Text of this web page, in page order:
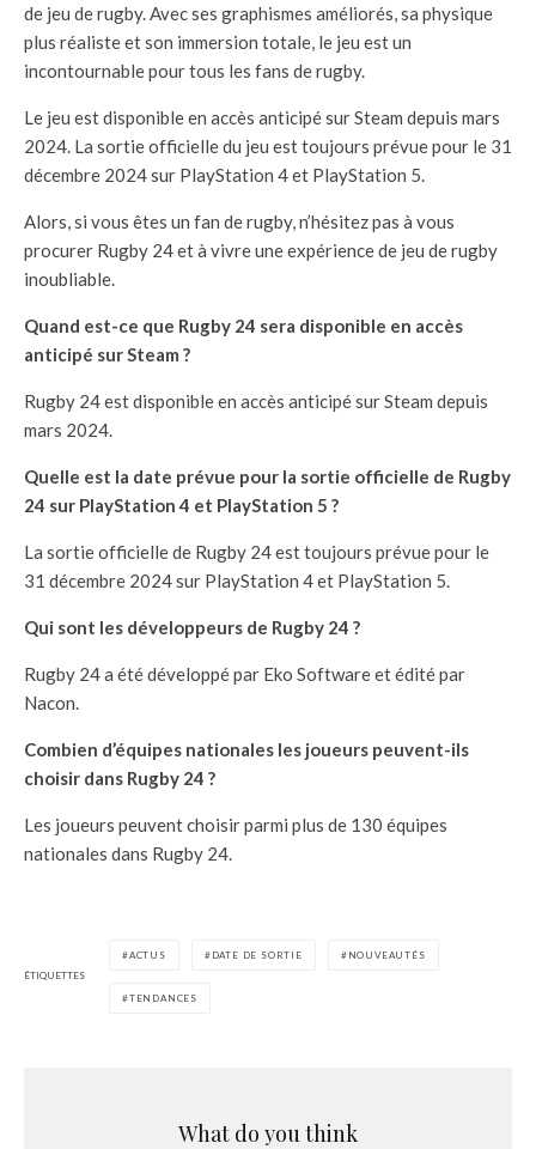
de jeu de rugby. Avec ses graphismes améliorés, sa physique
plus réaliste et son immersion totale, le jeu est un
incontournable pour tous les fans de rugby.
Le jeu est disponible en accès anticipé sur Steam depuis mars
2024. La sortie officielle du jeu est toujours prévue pour le 31
décembre 2024 sur PlayStation 4 et PlayStation 5.
Alors, si vous êtes un fan de rugby, n’hésitez pas à vous
procurer Rugby 24 et à vivre une expérience de jeu de rugby
inoubliable.
Quand est-ce que Rugby 24 sera disponible en accès
anticipé sur Steam ?
Rugby 24 est disponible en accès anticipé sur Steam depuis
mars 2024.
Quelle est la date prévue pour la sortie officielle de Rugby
24 sur PlayStation 4 et PlayStation 5 ?
La sortie officielle de Rugby 24 est toujours prévue pour le
31 décembre 2024 sur PlayStation 4 et PlayStation 5.
Qui sont les développeurs de Rugby 24 ?
Rugby 24 a été développé par Eko Software et édité par
Nacon.
Combien d’équipes nationales les joueurs peuvent-ils
choisir dans Rugby 24 ?
Les joueurs peuvent choisir parmi plus de 130 équipes
nationales dans Rugby 24.
ÉTIQUETTES
ACTUS DATE DE SORTIE NOUVEAUTÉS
TENDANCES
What do you think